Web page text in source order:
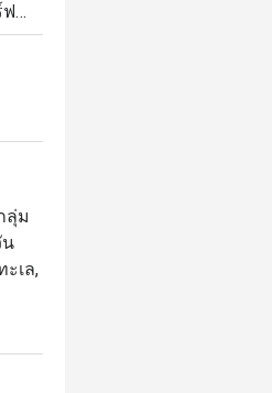
ฟ
มี
อม
ษ
คุณ
ลุ่ม
น
เล,